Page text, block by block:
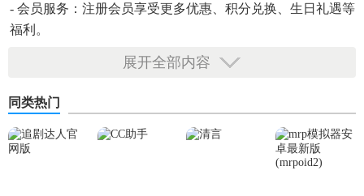
- 会员服务：注册会员享受更多优惠、积分兑换、生日礼遇等
福利。
E宠商城app免费版技巧
1. 智能推荐：根据浏览历史和购买记录，智能推荐适合宠物
的商品。
展开全部内容
同类热门